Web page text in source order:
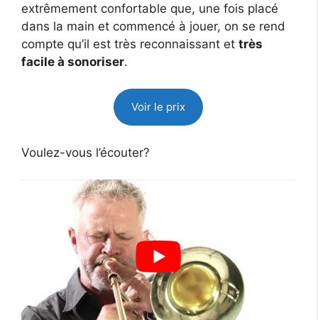
extrêmement confortable que, une fois placé
dans la main et commencé à jouer, on se rend
compte qu’il est très reconnaissant et très
facile à sonoriser.
Voir le prix
Voulez-vous l’écouter?